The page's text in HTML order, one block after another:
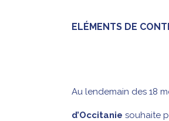
ELÉMENTS DE
Au lendemain des 18
d’Occitanie souhaite